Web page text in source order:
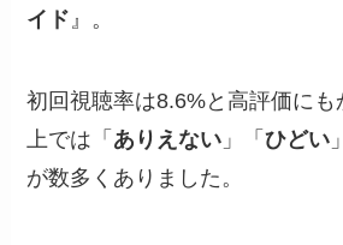
イド 』。
初回視聴率は8.6%と高評価に
上では「 ありえない 」「ひどい
が数多くありました。